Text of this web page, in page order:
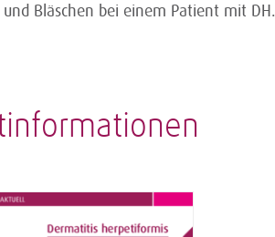
und Bläschen bei einem Patient mit DH.